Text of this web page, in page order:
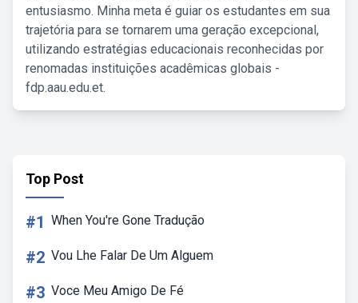
entusiasmo. Minha meta é guiar os estudantes em sua
trajetória para se tornarem uma geração excepcional,
utilizando estratégias educacionais reconhecidas por
renomadas instituições acadêmicas globais -
fdp.aau.edu.et.
Top Post
#1 When You're Gone Tradução
#2 Vou Lhe Falar De Um Alguem
#3 Voce Meu Amigo De Fé